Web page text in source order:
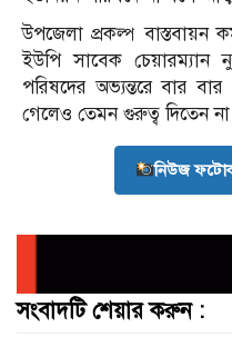
উপজেলা প্রকল্প বাস্তবায়ন
ইউপি সাবেক চেয়ারম্যান
পরিষদের অভ্যন্তরে বার
গেলেও তেমন গুরুত্ব দিতেন না
নিউজ
সংবাদটি শেয়ার করুন :